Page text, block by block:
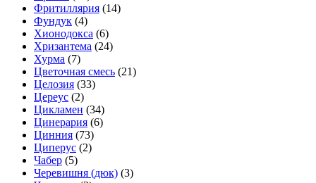
Фритиллярия (14)
Фундук (4)
Хионодокса (6)
Хризантема (24)
Хурма (7)
Цветочная смесь (21)
Целозия (33)
Цереус (2)
Цикламен (34)
Цинерария (6)
Цинния (73)
Циперус (2)
Чабер (5)
Черевишня (дюк) (3)